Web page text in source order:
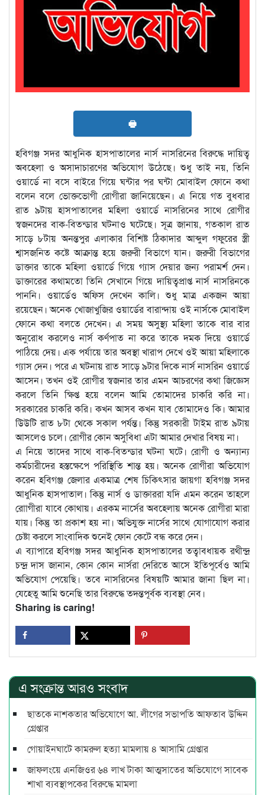
🖶
হবিগঞ্জ সদর আধুনিক হাসপাতালের নার্স নাসরিনের বিরুদ্ধে দায়িত্ব
অবহেলা ও অসাদাচারণের অভিযোগ উঠেছে। শুধু তাই নয়, তিনি
ওয়ার্ডে না বসে বাইরে গিয়ে ঘন্টার পর ঘন্টা মোবাইল ফোনে কথা
বলেন বলে ভোক্তভোগী রোগীরা জানিয়েছেন। এ নিয়ে গত বুধবার
রাত ৯টায় হাসপাতালের মহিলা ওয়ার্ডে নাসরিনের সাথে রোগীর
স্বজনদের বাক-বিতন্ডার ঘটনাও ঘটেছে। সূত্র জানায়, গতকাল রাত
সাড়ে ৮টায় অনন্তপুর এলাকার বিশিষ্ট ঠিকাদার আব্দুল গফুরের স্ত্রী
শ্বাসজনিত কষ্টে আক্রান্ত হয়ে জরুরী বিভাগে যান। জরুরী বিভাগের
ডাক্তার তাকে মহিলা ওয়ার্ডে গিয়ে গ্যাস দেয়ার জন্য পরামর্শ দেন।
ডাক্তারের কথামতো তিনি সেখানে গিয়ে দায়িত্বপ্রাপ্ত নার্স নাসরিনকে
পাননি। ওয়ার্ডেও অফিস দেখেন কালি। শুধু মাত্র একজন আয়া
রয়েছেন। অনেক খোজাখুজির ওয়ার্ডের বারান্দায় ওই নার্সকে মোবাইল
ফোনে কথা বলতে দেখেন। এ সময় অসুস্থ্য মহিলা তাকে বার বার
অনুরোধ করলেও নার্স কর্ণপাত না করে তাকে দমক দিয়ে ওয়ার্ডে
পাঠিয়ে দেয়। এক পর্যায়ে তার অবস্থা খারাপ দেখে ওই আয়া মহিলাকে
গ্যাস দেন। পরে এ ঘটনায় রাত সাড়ে ৯টার দিকে নার্স নাসরিন ওয়ার্ডে
আসেন। তখন ওই রোগীর স্বজনার তার এমন আচরণের কথা জিজ্ঞেস
করলে তিনি ক্ষিপ্ত হয়ে বলেন আমি তোমাদের চাকরি করি না।
সরকারের চাকরি করি। কখন আসব কখন যাব তোমাদেও কি। আমার
উিউটি রাত ৮টা থেকে সকাল পর্যন্ত। কিন্তু সরকারী টাইম রাত ৯টায়
আসলেও চলে। রোগীর কোন অসুবিধা এটা আমার দেখার বিষয় না।
এ নিয়ে তাদের সাথে বাক-বিতন্ডার ঘটনা ঘটে। রোগী ও অন্যান্য
কর্মচারীদের হস্তক্ষেপে পরিস্থিতি শান্ত হয়। অনেক রোগীরা অভিযোগ
করেন হবিগঞ্জ জেলার একমাত্র শেষ চিকিৎসার জায়গা হবিগঞ্জ সদর
আধুনিক হাসপাতাল। কিন্তু নার্স ও ডাক্তাররা যদি এমন করেন তাহলে
রোাগীরা যাবে কোথায়। এরকম নার্সের অবহেলায় অনেক রোগীরা মারা
যায়। কিন্তু তা প্রকাশ হয় না। অভিযুক্ত নার্সের সাথে যোগাযোগ করার
চেষ্টা করলে সাংবাদিক শুনেই ফোন কেটে বন্ধ করে দেন।
এ ব্যাপারে হবিগঞ্জ সদর আধুনিক হাসপাতালের তত্বাবধায়ক রথীন্দ্র
চন্দ্র দাস জানান, কোন কোন নার্সরা দেরিতে আসে ইতিপূর্বেও আমি
অভিযোগ পেয়েছি। তবে নাসরিনের বিষয়টি আমার জানা ছিল না।
যেহেতু আমি শুনেছি তার বিরুদ্ধে তদন্তপূর্বক ব্যবস্থা নেব।
Sharing is caring!
এ সংক্রান্ত আরও সংবাদ
ছাতকে নাশকতার অভিযোগে আ. লীগের সভাপ‌তি আফতাব উদ্দিন
গ্রেপ্তার
গোয়াইনঘাটে কামরুল হত্যা মামলায় ৪ আসামি গ্রেপ্তার
জাফলংয়ে এনজিওর ৬৪ লাখ টাকা আত্মসাতের অভিযোগে সাবেক
শাখা ব্যবস্থাপকের বিরুদ্ধে মামলা